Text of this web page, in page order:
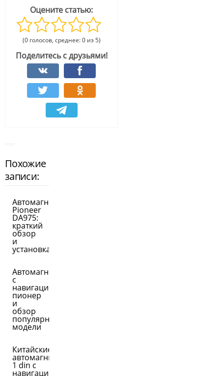
Оцените статью:
(0 голосов, среднее: 0 из 5)
Поделитесь с друзьями!
Похожие
записи:
Автомагнитолы
Pioneer
DA975:
краткий
обзор
и
установка
Автомагнитолы
с
навигацией
пионер
и
обзор
популярной
модели
Китайские
автомагнитолы
1 din с
навигацией